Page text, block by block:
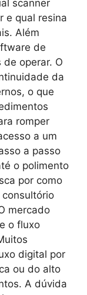
scanner
e qual resina
Além
de
operar. O
da
o que
romper
a um
a passo
o polimento
por como
mercado
o fluxo
digital por
ou do alto
A dúvida